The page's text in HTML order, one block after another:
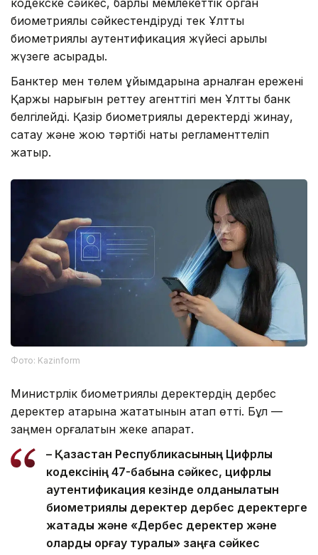
биометриялық сәйкестендіруді тек Ұлттық
биометриялық аутентификация жүйесі арқылы
жүзеге асырады.
Банктер мен төлем ұйымдарына арналған ережені
Қаржы нарығын реттеу агенттігі мен Ұлттық банк
белгілейді. Қазір биометриялық деректерді жинау,
сақтау және жою тәртібі нақты регламенттеліп
жатыр.
Фото: Kazinform
Министрлік биометриялық деректердің дербес
деректер қатарына жататынын атап өтті. Бұл —
заңмен қорғалатын жеке ақпарат.
– Қазақстан Республикасының Цифрлық
кодексінің 47-бабына сәйкес, цифрлық
аутентификация кезінде қолданылатын
биометриялық деректер дербес деректерге
жатады және «Дербес деректер және
оларды қорғау туралы» заңға сәйкес